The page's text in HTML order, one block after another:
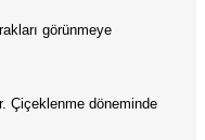
görünmeye
Çiçeklenme döneminde